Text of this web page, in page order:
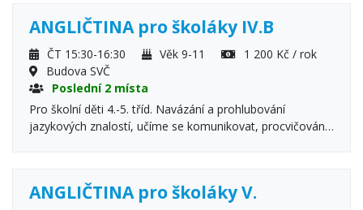
ANGLIČTINA pro školáky IV.B
ČT 15:30-16:30 Věk 9-11
1 200 Kč / rok
Budova SVČ
Poslední 2 místa
Pro školní děti 4.-5. tříd. Navázání a prohlubování
jazykových znalostí, učíme se komunikovat, procvičování
ANGLIČTINA pro školáky V.